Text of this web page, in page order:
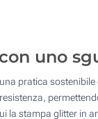
Senza stampa
250
500
Quantità
uno
pratica
la stampa glitter in